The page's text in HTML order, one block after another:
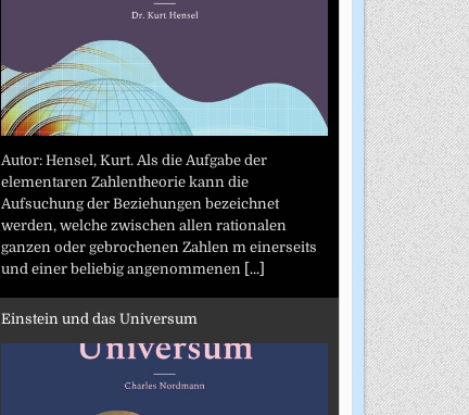
Autor: Hensel, Kurt. Als die Aufgabe der
elementaren Zahlentheorie kann die
Aufsuchung der Beziehungen bezeichnet
werden, welche zwischen allen rationalen
ganzen oder gebrochenen Zahlen m einerseits
und einer beliebig angenommenen [...]
Einstein und das Universum